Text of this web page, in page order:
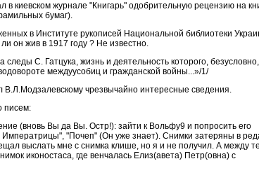
в киевском журнале "Книгарь" одобрительную рецензию на
бумаг).
в Институте рукописей Национальной библиотеки
он жив в 1917 году ? Не известно.
С. Гатцука, жизнь и деятельность которого, безусловно,
междуусобиц и гражданской войны...»/1/
чрезвычайно интересные сведения.
писем:
(вновь Вы да Вы. Остр!): зайти к Вольфу9 и попросить его
"Почеп" (Он уже знает). Снимки затеряны в
выслать мне с снимка клише, но я и не получил. А между
иконостаса, где венчалась Елиз(авета) Петр(овна) с